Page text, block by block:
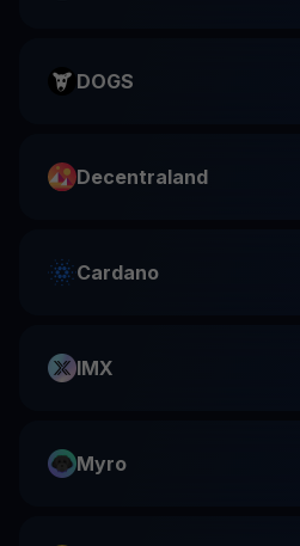
DOGS
Decentraland
Cardano
IMX
Myro